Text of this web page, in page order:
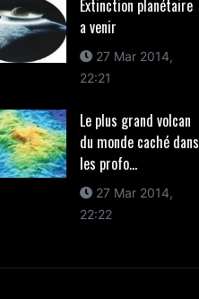
Extinction planétaire
a venir
27 Mar 2014,
22:21
Le plus grand volcan
du monde caché dans
les profo...
27 Mar 2014,
22:22